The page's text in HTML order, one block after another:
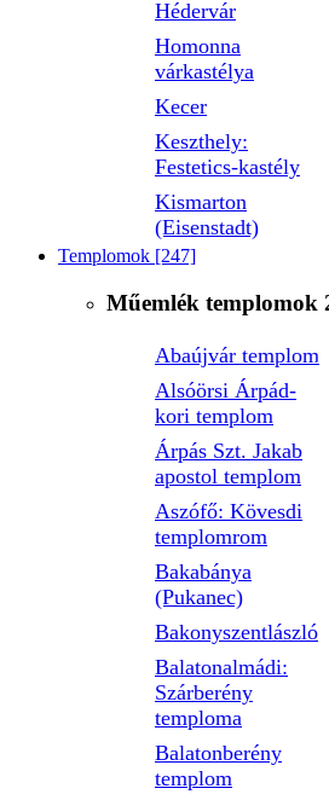
Hédervár
Homonna
várkastélya
Kecer
Keszthely:
Festetics-kastély
Kismarton
(Eisenstadt)
Templomok [247]
Műemlék templomok
Abaújvár templom
Alsóörsi Árpád-
kori templom
Árpás Szt. Jakab
apostol templom
Aszófő: Kövesdi
templomrom
Bakabánya
(Pukanec)
Bakonyszentlászló
Balatonalmádi:
Szárberény
temploma
Balatonberény
templom